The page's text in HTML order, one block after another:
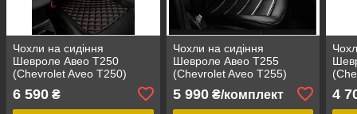
Чохли на сидіння
Шевроле Авео Т250
(Chevrolet Aveo Т250)
MAX-S екошкіра преміум
арагона
6 590 ₴
Чохли на сидіння
Шевроле Авео Т255
(Chevrolet Aveo T255)
екошкіри
5 990₴/комплект 4